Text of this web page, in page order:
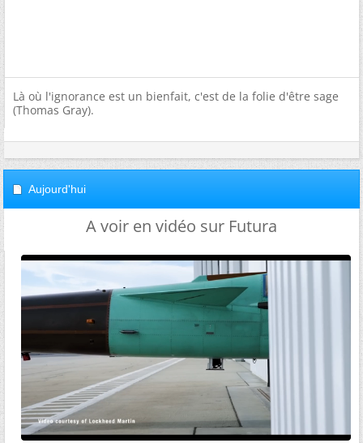
Là où l'ignorance est un bienfait, c'est de la folie d'être sage
(Thomas Gray).
Aujourd'hui
A voir en vidéo sur Futura